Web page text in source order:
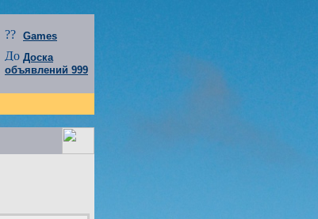
Games
Доска
объявлений 999